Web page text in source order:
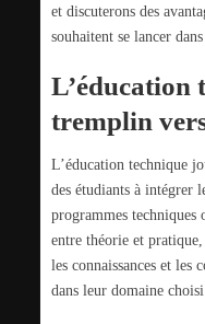
et discuterons des
souhaitent se lancer
L’éducation
tremplin
L’éducation technique
des étudiants à intégrer
programmes
entre théorie et
les connaissances et les
dans leur domaine choisi.